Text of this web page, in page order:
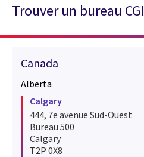
Trouver un bureau CGI
Canada
Alberta
Calgary
444, 7e avenue Sud-Ouest
Bureau 500
Calgary
T2P 0X8